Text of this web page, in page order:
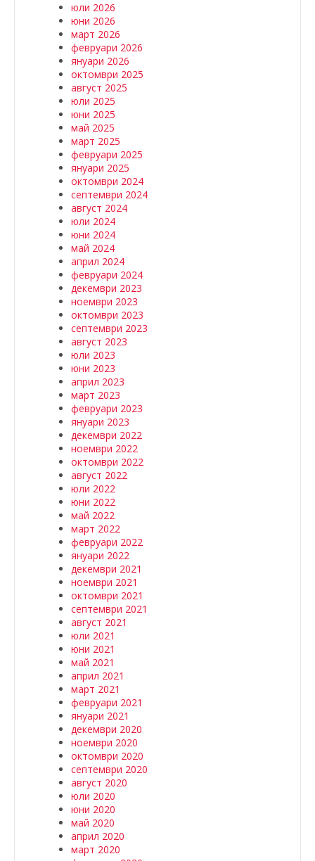
юли 2026
юни 2026
март 2026
февруари 2026
януари 2026
октомври 2025
август 2025
юли 2025
юни 2025
май 2025
март 2025
февруари 2025
януари 2025
октомври 2024
септември 2024
август 2024
юли 2024
юни 2024
май 2024
април 2024
февруари 2024
декември 2023
ноември 2023
октомври 2023
септември 2023
август 2023
юли 2023
юни 2023
април 2023
март 2023
февруари 2023
януари 2023
декември 2022
ноември 2022
октомври 2022
август 2022
юли 2022
юни 2022
май 2022
март 2022
февруари 2022
януари 2022
декември 2021
ноември 2021
октомври 2021
септември 2021
август 2021
юли 2021
юни 2021
май 2021
април 2021
март 2021
февруари 2021
януари 2021
декември 2020
ноември 2020
октомври 2020
септември 2020
август 2020
юли 2020
юни 2020
май 2020
април 2020
март 2020